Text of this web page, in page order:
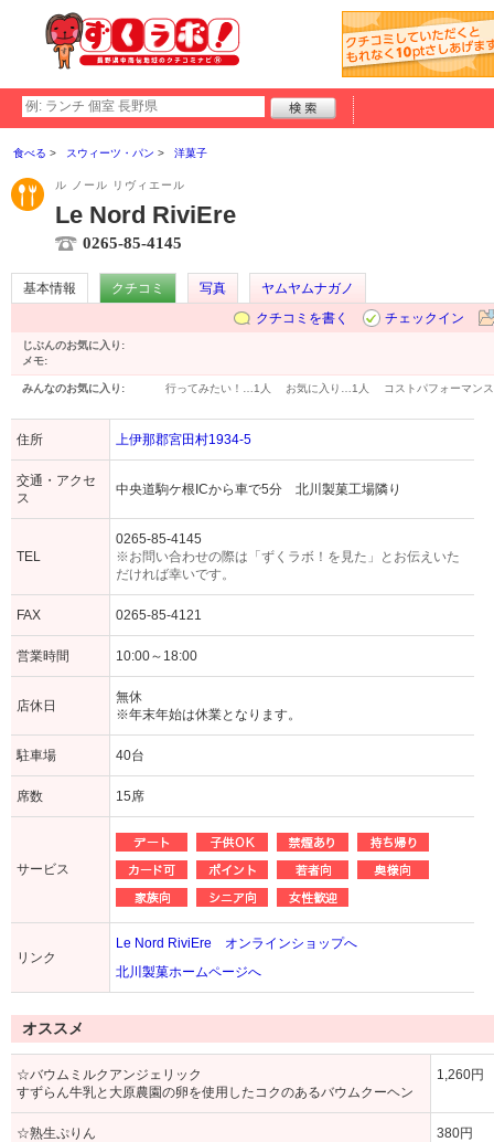
食べる スウィーツ・パン 洋菓子
ル ノール リヴィエール
Le Nord RiviEre
0265-85-4145
基本情報 クチコミ 写真
ヤムヤムナガノ
クチコミを書く
チェックイン
じぶんのお気に入り:
メモ:
みんなのお気に入り: 行ってみたい！… 1人 お気に入り… 1人 コストパフォーマン
住所 上伊那郡宮田村1934-5
交通・アクセ
ス
中央道駒ケ根ICから車で5分 北川製菓工場隣り
TEL
0265-85-4145
※お問い合わせの際は「ずくラボ！を見た」とお伝えいた
だければ幸いです。
FAX 0265-85-4121
営業時間 10:00～18:00
店休日
無休
※年末年始は休業となります。
駐車場 40台
席数 15席
サービス
リンク
Le Nord RiviEre オンラインショップへ
北川製菓ホームページへ
オススメ
☆バウムミルクアンジェリック
すずらん牛乳と大原農園の卵を使用したコクのあるバウムクーヘン
1,260円
☆熟生ぷりん
380円